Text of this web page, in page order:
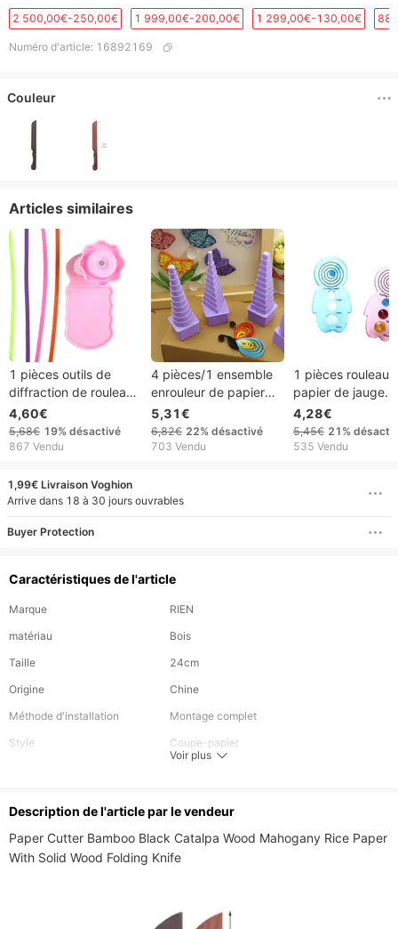
2 500,00€-250,00€ 1 999,00€-200,00€ 1 299,00€-130,00€
Numéro d'article: 16892169
Couleur
Articles similaires
1 pièces outils de
diffraction de rouleaux
de papier ondulés
Shapers de vague font
des Shapers
de rouleau froissé
4,60€
5,68€ 19% désactivé
867 Vendu
4 pièces/1 ensemble
enrouleur de papier
diffuseur outil
d'enroulement de
papier tour
d'enroulement rond
violet
5,31€
6,82€ 22% désactivé
703 Vendu
1 pièces rouleau
papier de jauge
incurvée dérivée
aplatisseurs
bricolage
4,28€
5,45€ 21%
535 Vendu
1,99€ Livraison Voghion
Arrive dans 18 à 30 jours ouvrables
Buyer Protection
Caractéristiques de l'article
Marque
RIEN
matériau
Bois
Taille
24cm
Origine
Chine
Méthode d'installation
Montage complet
Style
Coupe-papier
Voir plus
Description de l'article par le vendeur
Paper Cutter Bamboo Black Catalpa Wood Mahogany Rice Paper
With Solid Wood Folding Knife